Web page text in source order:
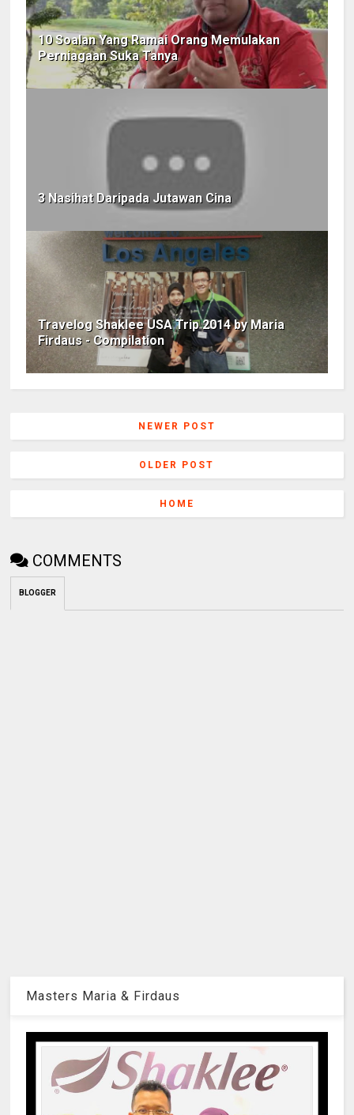
10 Soalan Yang Ramai Orang Memulakan
Perniagaan Suka Tanya
3 Nasihat Daripada Jutawan Cina
Travelog Shaklee USA Trip 2014 by Maria
Firdaus - Compilation
NEWER POST
OLDER POST
HOME
COMMENTS
BLOGGER
Masters Maria & Firdaus